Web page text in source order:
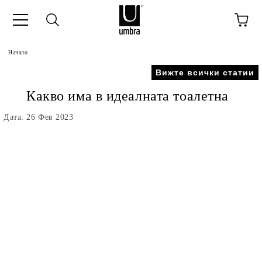
Начало
Вижте всички статии
Какво има в идеалната тоалетна
Дата: 26 Фев 2023